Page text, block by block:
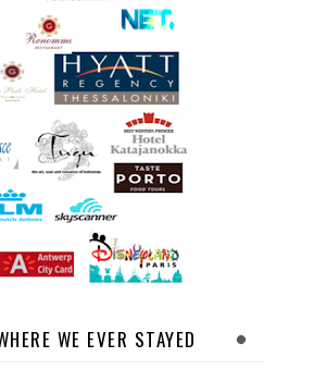
WE EVER STAYED